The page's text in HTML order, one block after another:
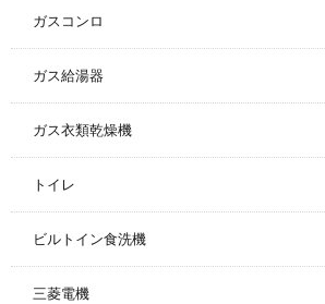
ガスコンロ
ガス給湯器
ガス衣類乾燥機
トイレ
ビルトイン食洗機
三菱電機